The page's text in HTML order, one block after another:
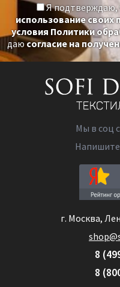
Я
использование своих
условия Политики
даюсогласие на
Мы в соц
г. Москва,
8
8